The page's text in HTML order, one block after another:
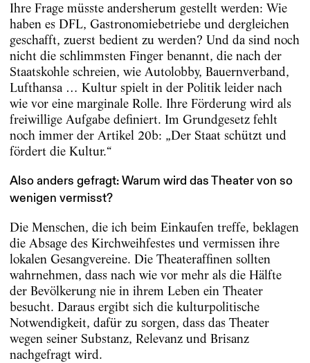
Ihre Frage müsste andersherum gestellt werden: Wie
haben es DFL, Gastronomiebetriebe und dergleichen
geschafft, zuerst bedient zu werden? Und da sind noch
nicht die schlimmsten Finger benannt, die nach der
Staatskohle schreien, wie Autolobby, Bauernverband,
Luft­hansa … Kultur spielt in der Politik leider nach
wie vor eine marginale Rolle. Ihre Förderung wird als
freiwillige Aufgabe ­definiert. Im Grundgesetz fehlt
noch immer der Artikel 20b: „Der Staat schützt und
fördert die Kultur.“
Also anders gefragt: Warum wird das Theater von so
wenigen vermisst?
Die Menschen, die ich beim Einkaufen treffe, beklagen
die Absage des Kirchweihfestes und vermissen ihre
lokalen Gesangvereine. Die Theateraffinen sollten
wahrnehmen, dass nach wie vor mehr als die Hälfte
der Bevölkerung nie in ­ihrem Leben ein Theater
besucht. Daraus ergibt sich die kulturpolitische
Notwendigkeit, dafür zu sorgen, dass das Theater
wegen seiner Substanz, Relevanz und Brisanz
nachgefragt wird.